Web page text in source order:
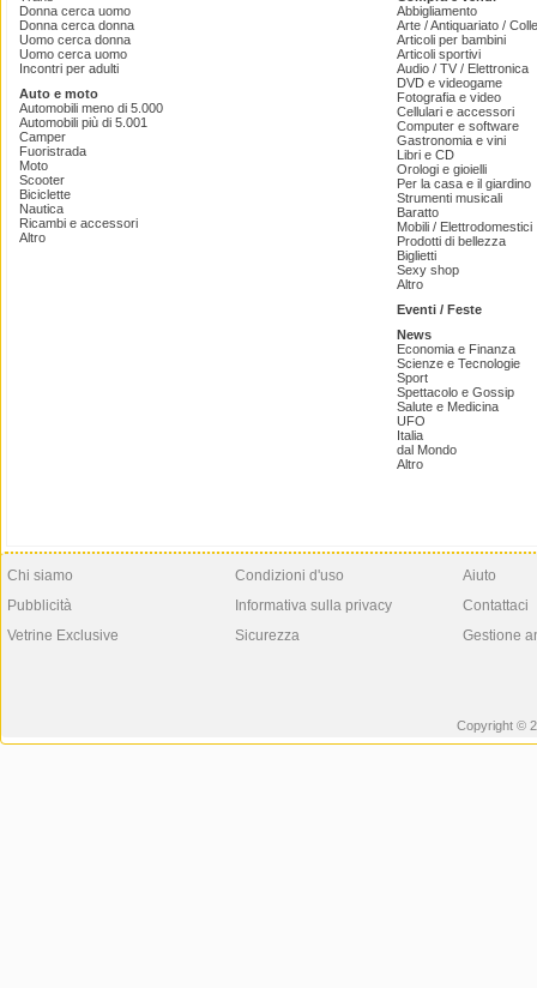
Donna cerca uomo
Donna cerca donna
Uomo cerca donna
Uomo cerca uomo
Incontri per adulti
Auto e moto
Automobili meno di 5.000
Automobili più di 5.001
Camper
Fuoristrada
Moto
Scooter
Biciclette
Nautica
Ricambi e accessori
Altro
Abbigliamento
Arte / Antiquariato /
Articoli per bambini
Articoli sportivi
Audio / TV / Elettronica
DVD e videogame
Fotografia e video
Cellulari e accessori
Computer e software
Gastronomia e vini
Libri e CD
Orologi e gioielli
Per la casa e il giardino
Strumenti musicali
Baratto
Mobili / Elettrodomestici
Prodotti di bellezza
Biglietti
Sexy shop
Altro
Eventi / Feste
News
Economia e Finanza
Scienze e Tecnologie
Sport
Spettacolo e Gossip
Salute e Medicina
UFO
Italia
dal Mondo
Altro
Chi siamo
Pubblicità
Vetrine Exclusive
Condizioni d'uso
Informativa sulla privacy
Sicurezza
Aiuto
Contattaci
Gestione
Copyright ©